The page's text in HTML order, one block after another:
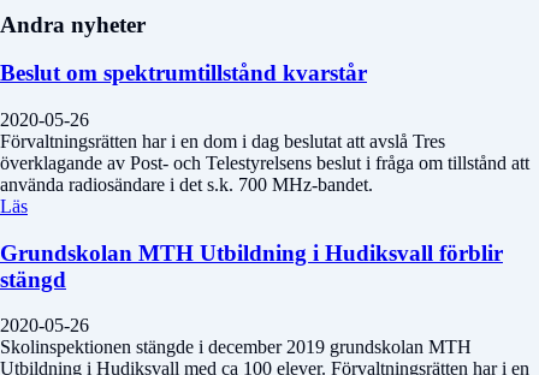
Andra nyheter
Beslut om spektrumtillstånd kvarstår
2020-05-26
Förvaltningsrätten har i en dom i dag beslutat att avslå Tres
överklagande av Post- och Telestyrelsens beslut i fråga om tillstånd att
använda radiosändare i det s.k. 700 MHz-bandet.
Läs
Grundskolan MTH Utbildning i Hudiksvall förblir
stängd
2020-05-26
Skolinspektionen stängde i december 2019 grundskolan MTH
Utbildning i Hudiksvall med ca 100 elever. Förvaltningsrätten har i en